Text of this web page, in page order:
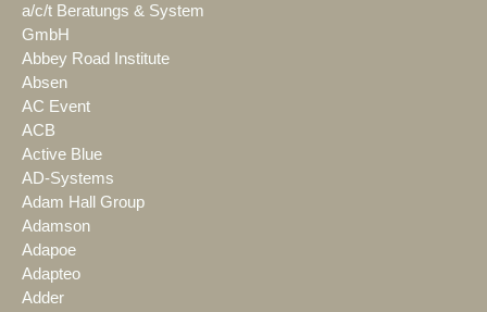
a/c/t Beratungs & System
GmbH
Abbey Road Institute
Absen
AC Event
ACB
Active Blue
AD-Systems
Adam Hall Group
Adamson
Adapoe
Adapteo
Adder